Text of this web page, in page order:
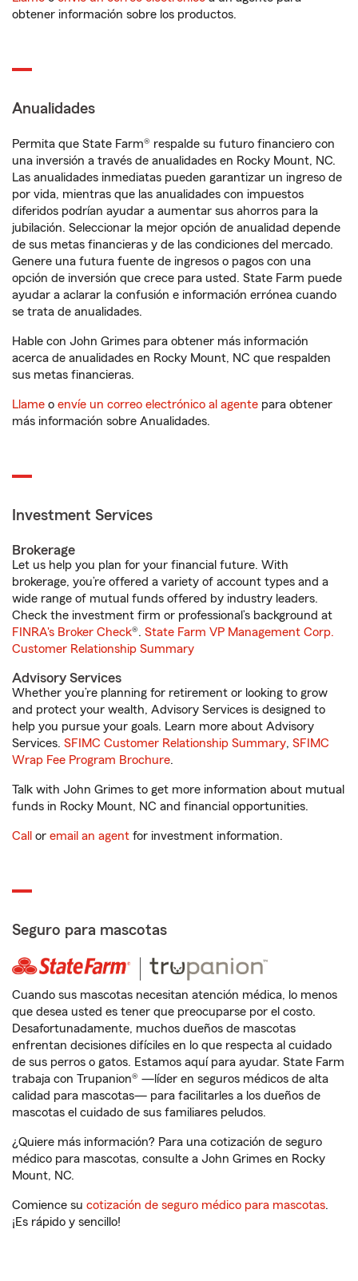
obtener información sobre los productos.
Anualidades
Permita que State Farm® respalde su futuro financiero con
una inversión a través de anualidades en Rocky Mount, NC.
Las anualidades inmediatas pueden garantizar un ingreso de
por vida, mientras que las anualidades con impuestos
diferidos podrían ayudar a aumentar sus ahorros para la
jubilación. Seleccionar la mejor opción de anualidad depende
de sus metas financieras y de las condiciones del mercado.
Genere una futura fuente de ingresos o pagos con una
opción de inversión que crece para usted. State Farm puede
ayudar a aclarar la confusión e información errónea cuando
se trata de anualidades.
Hable con John Grimes para obtener más información
acerca de anualidades en Rocky Mount, NC que respalden
sus metas financieras.
Llame o envíe un correo electrónico al agente para obtener
más información sobre Anualidades.
Investment Services
Brokerage
Let us help you plan for your financial future. With
brokerage, you’re offered a variety of account types and a
wide range of mutual funds offered by industry leaders.
Check the investment firm or professional’s background at
FINRA's Broker Check®. State Farm VP Management Corp.
Customer Relationship Summary
Advisory Services
Whether you’re planning for retirement or looking to grow
and protect your wealth, Advisory Services is designed to
help you pursue your goals. Learn more about Advisory
Services. SFIMC Customer Relationship Summary, SFIMC
Wrap Fee Program Brochure.
Talk with John Grimes to get more information about mutual
funds in Rocky Mount, NC and financial opportunities.
Call or email an agent for investment information.
Seguro para mascotas
Cuando sus mascotas necesitan atención médica, lo menos
que desea usted es tener que preocuparse por el costo.
Desafortunadamente, muchos dueños de mascotas
enfrentan decisiones difíciles en lo que respecta al cuidado
de sus perros o gatos. Estamos aquí para ayudar. State Farm
trabaja con Trupanion® —líder en seguros médicos de alta
calidad para mascotas— para facilitarles a los dueños de
mascotas el cuidado de sus familiares peludos.
¿Quiere más información? Para una cotización de seguro
médico para mascotas, consulte a John Grimes en Rocky
Mount, NC.
Comience su cotización de seguro médico para mascotas.
¡Es rápido y sencillo!